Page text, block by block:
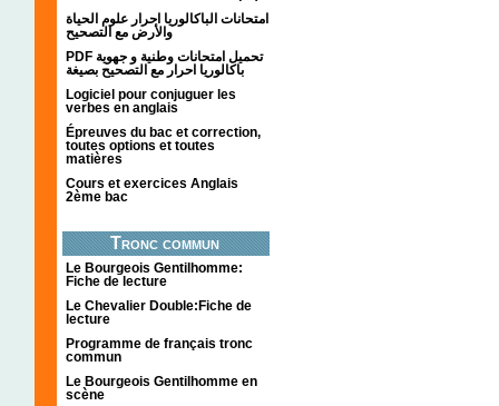
امتحانات الباكالوريا احرار علوم الحياة
والأرض مع التصحيح
PDF تحميل امتحانات وطنية و جهوية
باكالوريا احرار مع التصحيح بصيغة
Logiciel pour conjuguer les
verbes en anglais
Épreuves du bac et correction,
toutes options et toutes
matières
Cours et exercices Anglais
2ème bac
Tronc commun
Le Bourgeois Gentilhomme:
Fiche de lecture
Le Chevalier Double:Fiche de
lecture
Programme de français tronc
commun
Le Bourgeois Gentilhomme en
scène